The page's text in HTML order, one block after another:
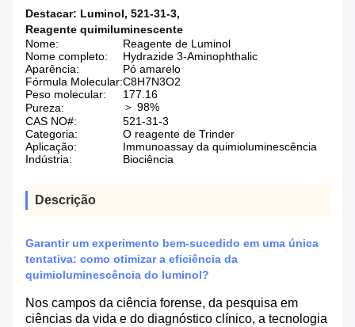
Destacar: Luminol, 521-31-3,
Reagente quimiluminescente
Nome:
Reagente de Luminol
Nome completo:
Hydrazide 3-Aminophthalic
Aparência:
Pó amarelo
Fórmula Molecular:C8H7N3O2
Peso molecular:
177.16
Pureza:
＞ 98%
CAS NO#:
521-31-3
Categoria:
O reagente de Trinder
Aplicação:
Immunoassay da quimioluminescência
Indústria:
Biociência
Descrição
Garantir um experimento bem-sucedido em uma única
tentativa: como otimizar a eficiência da
quimioluminescência do luminol?
Nos campos da ciência forense, da pesquisa em
ciências da vida e do diagnóstico clínico, a tecnologia